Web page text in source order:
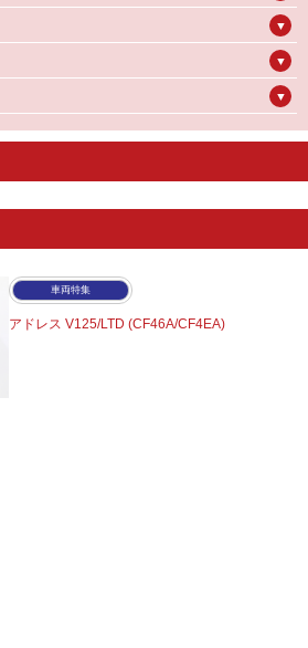
▼
▼
▼
車両特集
アドレス V125/LTD (CF46A/CF4EA)